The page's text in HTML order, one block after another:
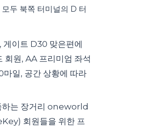
두 북쪽 터미널의 D 터
게이트 D30 맞은편에
원, AA 프리미엄 좌석
일, 공간 상황에 따라
하는 장거리 oneworld
회원들을 위한 프